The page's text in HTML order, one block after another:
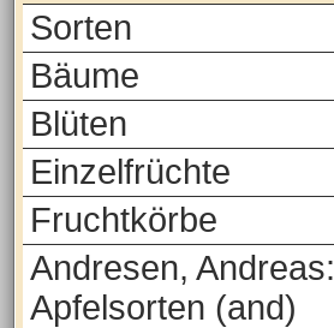
Sorten
Bäume
Blüten
Einzelfrüchte
Fruchtkörbe
Andresen, Andreas:
Apfelsorten (and)